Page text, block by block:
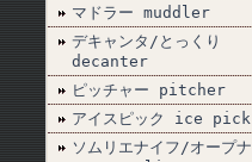
マドラー muddler
デキャンタ/とっくり
decanter
ピッチャー pitcher
アイスピック ice pick
ソムリエナイフ/オープナ